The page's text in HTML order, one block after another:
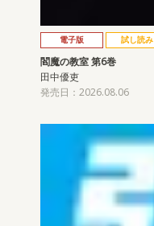
電子版 試し読み
閻魔の教室 第6巻
田中優吏
発売日：2026.08.06